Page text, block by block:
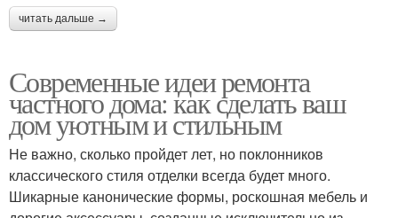
читать дальше →
Современные идеи ремонта
частного дома: как сделать ваш
дом уютным и стильным
Не важно, сколько пройдет лет, но поклонников
классического стиля отделки всегда будет много.
Шикарные канонические формы, роскошная мебель и